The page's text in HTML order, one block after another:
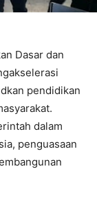
Dasar dan
pendidikan
dalam
penguasaan